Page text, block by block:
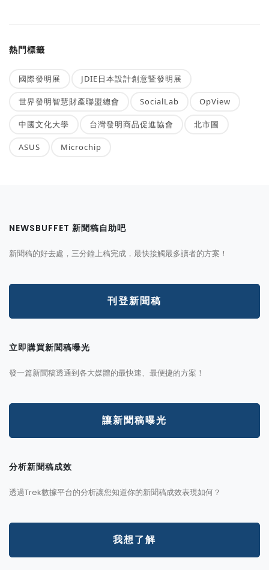
熱門標籤
國際發明展 JDIE日本設計創意暨發明展
世界發明智慧財產聯盟總會 SocialLab OpView
中國文化大學 台灣發明商品促進協會 北市圖
ASUS Microchip
NEWSBUFFET 新聞稿自助吧
新聞稿的好去處，三分鐘上稿完成，最快接觸最多讀者的方案！
刊登新聞稿
立即購買新聞稿曝光
發一篇新聞稿透通到各大媒體的最快速、最便捷的方案！
讓新聞稿曝光
分析新聞稿成效
透過Trek數據平台的分析讓您知道你的新聞稿成效表現如何？
我想了解